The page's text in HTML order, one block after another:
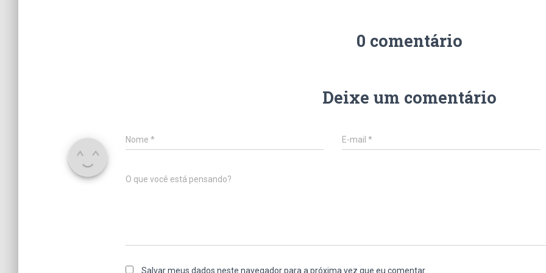
0 comentário
Deixe um comentário
Nome * E-mail*
O que você está pensando?
Salvar meus dados neste navegador para a próxima vez que eu comentar.